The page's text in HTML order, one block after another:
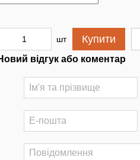
шт Купити
відгук або коментар